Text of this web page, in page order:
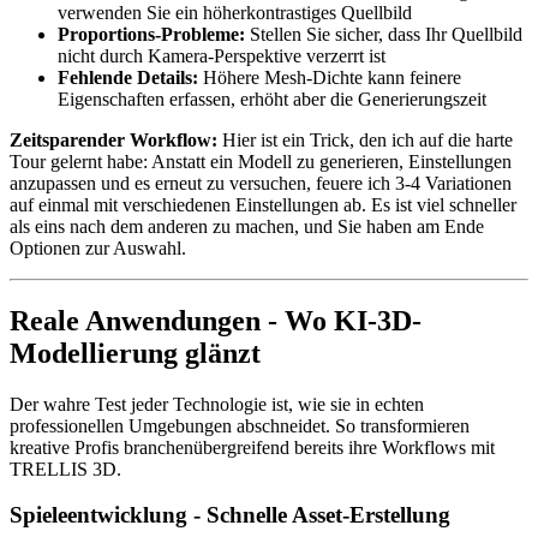
verwenden Sie ein höherkontrastiges Quellbild
Proportions-Probleme: Stellen Sie sicher, dass Ihr Quellbild
nicht durch Kamera-Perspektive verzerrt ist
Fehlende Details: Höhere Mesh-Dichte kann feinere
Eigenschaften erfassen, erhöht aber die Generierungszeit
Zeitsparender Workflow: Hier ist ein Trick, den ich auf die harte
Tour gelernt habe: Anstatt ein Modell zu generieren, Einstellungen
anzupassen und es erneut zu versuchen, feuere ich 3-4 Variationen
auf einmal mit verschiedenen Einstellungen ab. Es ist viel schneller
als eins nach dem anderen zu machen, und Sie haben am Ende
Optionen zur Auswahl.
Reale Anwendungen - Wo KI-3D-
Modellierung glänzt
Der wahre Test jeder Technologie ist, wie sie in echten
professionellen Umgebungen abschneidet. So transformieren
kreative Profis branchenübergreifend bereits ihre Workflows mit
TRELLIS 3D.
Spieleentwicklung - Schnelle Asset-Erstellung